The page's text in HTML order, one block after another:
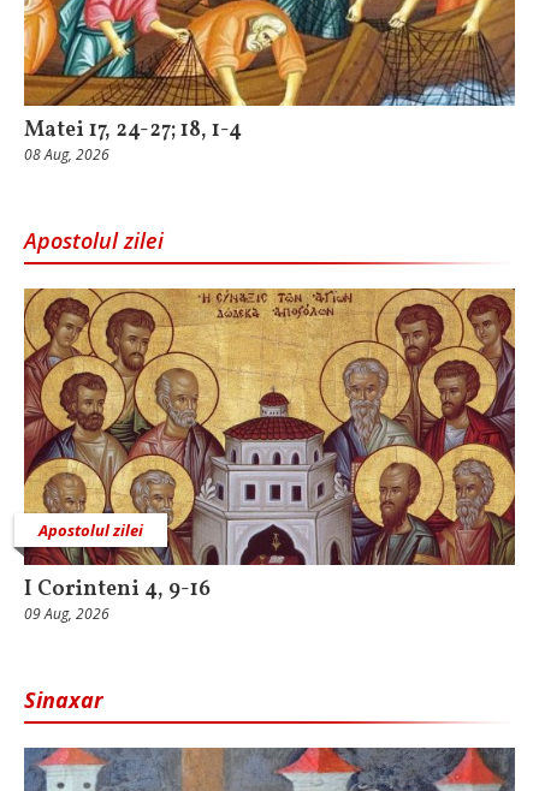
Matei 17, 24-27; 18, 1-4
08 Aug, 2026
Apostolul zilei
Apostolul zilei
I Corinteni 4, 9-16
09 Aug, 2026
Sinaxar